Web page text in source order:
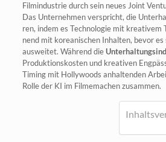
Film­in­dus­trie durch sein neu­es Joint
Das Unter­neh­men ver­spricht, die
ren, indem es Tech­no­lo­gie mit
nend mit korea­ni­schen Inhal­ten, bevor es
aus­wei­tet. Wäh­rend die
Pro­duk­ti­ons­kos­ten und krea­ti­ven
Timing mit Hol­ly­woods anhal­ten­den
Rol­le der KI im Fil­me­ma­chen zusammen.